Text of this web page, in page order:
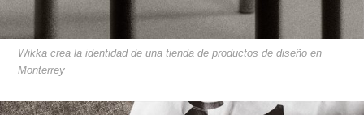
Wikka crea la identidad de una tienda de productos de diseño en
Monterrey